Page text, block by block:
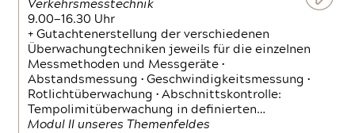
Verkehrsmesstechnik
9.00—16.30 Uhr
+ Gutachtenerstellung der verschiedenen
Überwachungtechniken jeweils für die einzelnen
Messmethoden und Messgeräte •
Abstandsmessung • Geschwindigkeitsmessung •
Rotlichtüberwachung • Abschnittskontrolle:
Tempolimitüberwachung in definierten…
Modul II unseres Themenfeldes